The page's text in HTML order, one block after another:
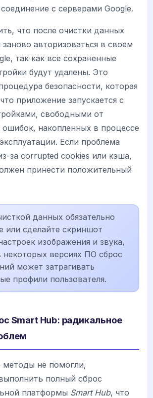
с серверами Google.
что после очистки данных
авторизоваться в своем
так как все сохраненные
будут удалены. Это
безопасности, которая
приложение запускается с
свободными от
накопленных в процессе
Если проблема
за corrupted cookies или кэша,
принести положительный
данных обязательно
или сделайте скриншот
изображения и звука,
некоторых версиях ПО сброс
может затрагивать
профили пользователя.
Smart Hub: радикальное
методы не помогли,
полный сброс
платформы Smart Hub, что